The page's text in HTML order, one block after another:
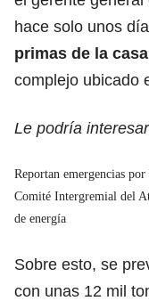
hace solo unos
primas de la
complejo ubicado
Le podría
Reportan emergencias
Comité Intergremial del
de energía
Sobre esto, se
con unas 12 mil